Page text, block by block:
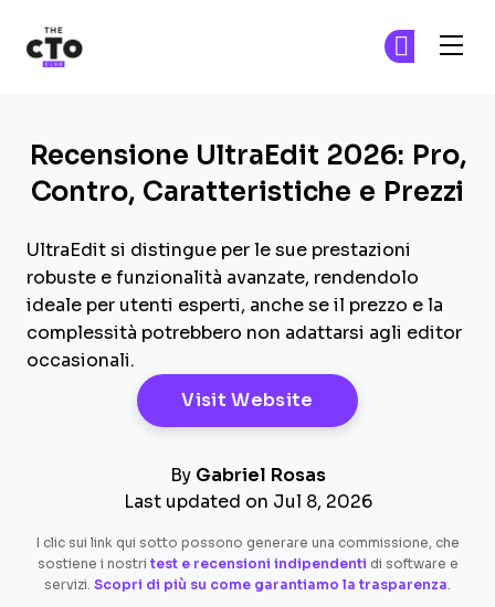
Recensione UltraEdit 2026: Pro,
Contro, Caratteristiche e Prezzi
UltraEdit si distingue per le sue prestazioni
robuste e funzionalità avanzate, rendendolo
ideale per utenti esperti, anche se il prezzo e la
complessità potrebbero non adattarsi agli editor
occasionali.
Visit Website Opens New
By Gabriel Rosas
Last updated on Jul 8, 2026
I clic sui link qui sotto possono generare una commissione, che
sostiene i nostri test e recensioni indipendenti di software e
servizi. Scopri di più su come garantiamo la trasparenza.